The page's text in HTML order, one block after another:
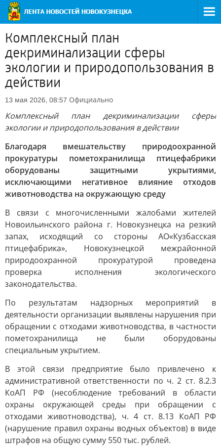
Комплексный план
декриминализации сферы
экологии и природопользования в
действии
13 мая 2026, 08:57 Официально
Комплексный план декриминализации сферы
экологии и природопользования в действии
Благодаря вмешательству природоохранной
прокуратуры пометохранилища птицефабрики
оборудованы защитными укрытиями,
исключающими негативное влияние отходов
животноводства на окружающую среду
В связи с многочисленными жалобами жителей
Новоильинского района г. Новокузнецка на резкий
запах, исходящий со стороны АО«Кузбасская
птицефабрика», Новокузнецкой межрайонной
природоохранной прокуратурой проведена
проверка исполнения экологического
законодательства.
По результатам надзорных мероприятий в
деятельности организации выявлены нарушения при
обращении с отходами животноводства, в частности
пометохранилища не были оборудованы
специальным укрытием.
В этой связи предприятие было привлечено к
административной ответственности по ч. 2 ст. 8.2.3
КоАП РФ (несоблюдение требований в области
охраны окружающей среды при обращении с
отходами животноводства), ч. 4 ст. 8.13 КоАП РФ
(нарушение правил охраны водных объектов) в виде
штрафов на общую сумму 550 тыс. рублей.